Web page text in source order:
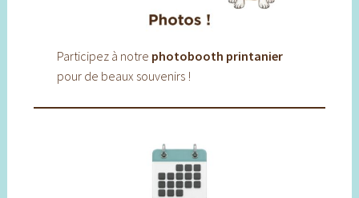
Participez à notre photobooth printanier
pour de beaux souvenirs !